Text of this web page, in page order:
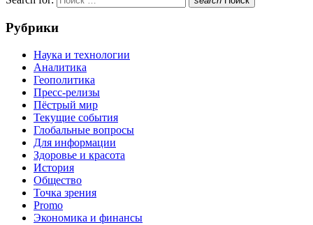
Рубрики
Наука и технологии
Аналитика
Геополитика
Пресс-релизы
Пёстрый мир
Текущие события
Глобальные вопросы
Для информации
Здоровье и красота
История
Общество
Точка зрения
Promo
Экономика и финансы